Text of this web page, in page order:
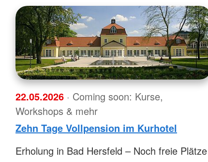
22.05.2026 · Coming soon: Kurse,
Workshops & mehr
Zehn Tage Vollpension im Kurhotel
Erholung in Bad Hersfeld – Noch freie Plätze